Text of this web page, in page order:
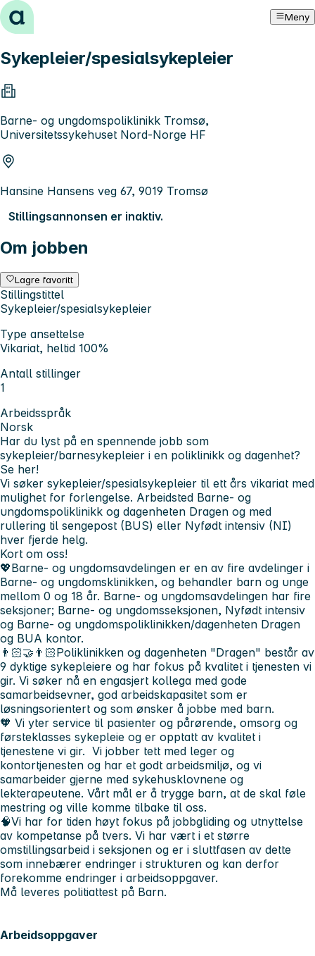
Hopp til innhold Meny
Sykepleier/spesialsykepleier
Barne- og ungdomspoliklinikk Tromsø,
Universitetssykehuset Nord-Norge HF
Hansine Hansens veg 67, 9019 Tromsø
Stillingsannonsen er inaktiv.
Om jobben
Lagre favoritt
Stillingstittel
Sykepleier/spesialsykepleier
Type ansettelse
Vikariat, heltid 100%
Antall stillinger
1
Arbeidsspråk
Norsk
Har du lyst på en spennende jobb som
sykepleier/barnesykepleier i en poliklinikk og dagenhet?
Se her!
Vi søker sykepleier/spesialsykepleier til ett års vikariat med
mulighet for forlengelse. Arbeidsted Barne- og
ungdomspoliklinikk og dagenheten Dragen og med
rullering til sengepost (BUS) eller Nyfødt intensiv (NI)
hver fjerde helg.
Kort om oss!
💖Barne- og ungdomsavdelingen er en av fire avdelinger i
Barne- og ungdomsklinikken, og behandler barn og unge
mellom 0 og 18 år. Barne- og ungdomsavdelingen har fire
seksjoner; Barne- og ungdomsseksjonen, Nyfødt intensiv
og Barne- og ungdomspoliklinikken/dagenheten Dragen
og BUA kontor.
👨🏻‍🤝‍👨🏻Poliklinikken og dagenheten "Dragen" består av
9 dyktige sykepleiere og har fokus på kvalitet i tjenesten vi
gir. Vi søker nå en engasjert kollega med gode
samarbeidsevner, god arbeidskapasitet som er
løsningsorientert og som ønsker å jobbe med barn.
🧡 Vi yter service til pasienter og pårørende, omsorg og
førsteklasses sykepleie og er opptatt av kvalitet i
tjenestene vi gir. Vi jobber tett med leger og
kontortjenesten og har et godt arbeidsmiljø, og vi
samarbeider gjerne med sykehusklovnene og
lekterapeutene. Vårt mål er å trygge barn, at de skal føle
mestring og ville komme tilbake til oss.
🧠Vi har for tiden høyt fokus på jobbgliding og utnyttelse
av kompetanse på tvers. Vi har vært i et større
omstillingsarbeid i seksjonen og er i sluttfasen av dette
som innebærer endringer i strukturen og kan derfor
forekomme endringer i arbeidsoppgaver.
Må leveres politiattest på Barn.
Arbeidsoppgaver